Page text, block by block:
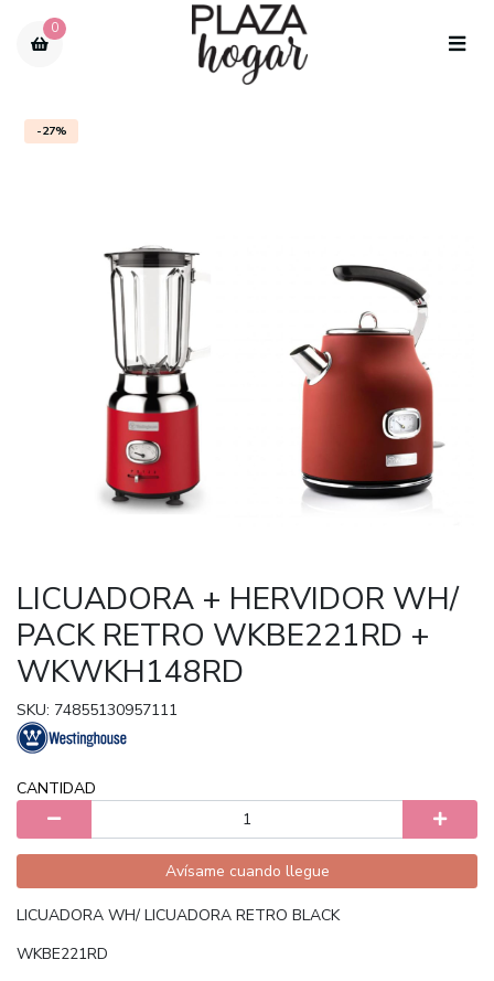
0
-27%
LICUADORA + HERVIDOR WH/
PACK RETRO WKBE221RD +
WKWKH148RD
SKU: 74855130957111
CANTIDAD
Avísame cuando llegue
LICUADORA WH/ LICUADORA RETRO BLACK
WKBE221RD